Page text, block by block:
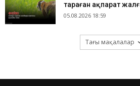
тараған ақпарат
05.08.2026 18:59
Тағы мақалалар